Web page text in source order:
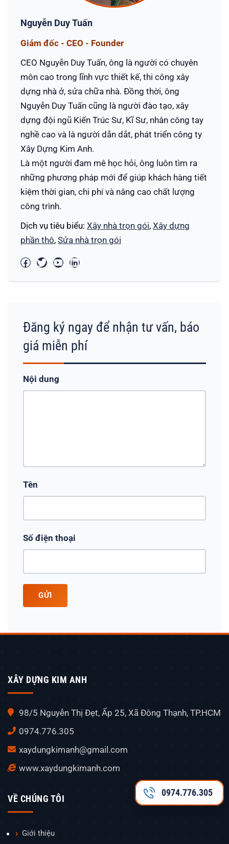
Nguyễn Duy Tuấn
Giám đốc - CEO - Founder
CEO Nguyễn Duy Tuấn, ông là người có chuyên
môn cao trong lĩnh vực thiết kế, thi công xây
dựng nhà ở, sửa chữa nhà. Đồng thời, ông
Nguyễn Duy Tuấn cũng là người đào tạo, xây
dựng đội ngũ Kiến Trúc Sư, Kĩ Sư, nhân công tay
nghề cao và là người dẫn dắt, phát triển công ty
Xây Dựng Kim Anh.
Là một người đam mê học hỏi, ông luôn tìm ra
những phương pháp mới để giúp khách hàng tiết
kiệm thời gian, chi phí và nâng cao chất lượng
công trình.
Dịch vụ tiêu biểu: Xây nhà trọn gói, Xây dựng
phần thô, Sửa nhà trọn gói
Đăng ký ngay để nhận tư vấn, báo
giá miễn phí
Nội dung
Tên
Số điện thoại
GỬI
XÂY DỰNG KIM ANH
98/5 Nguyễn Thị Đẹt, Ấp 25, Xã Đông Thạnh, TP.HCM
0974.776.305
xaydungkimanh@gmail.com
www.xaydungkimanh.com
VỀ CHÚNG TÔI
Giới thiệu
0974.776.305